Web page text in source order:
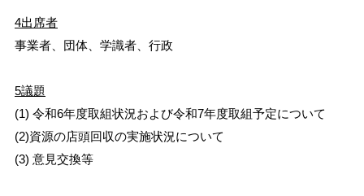
4出席者
事業者、団体、学識者、行政
5議題
(1) 令和6年度取組状況および令和7年度取組予定について
(2)資源の店頭回収の実施状況について
(3) 意見交換等